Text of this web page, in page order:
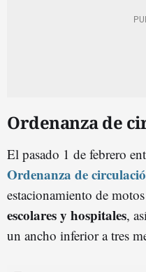
Ordenanza de
El pasado 1 de febrero
Ordenanza de
estacionamiento de
escolares y hospitales,
un ancho inferior a tres